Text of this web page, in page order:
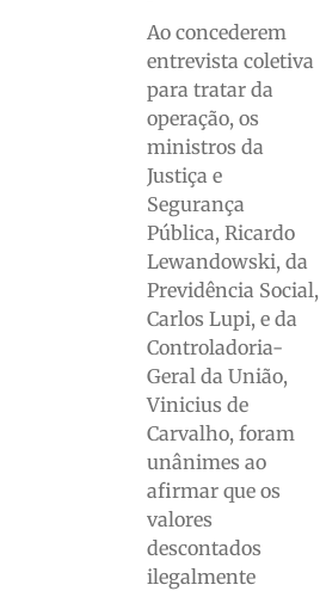
Ao concederem
entrevista coletiva
para tratar da
operação, os
ministros da
Justiça e
Segurança
Pública, Ricardo
Lewandowski, da
Previdência Social,
Carlos Lupi, e da
Controladoria-
Geral da União,
Vinicius de
Carvalho, foram
unânimes ao
afirmar que os
valores
descontados
ilegalmente